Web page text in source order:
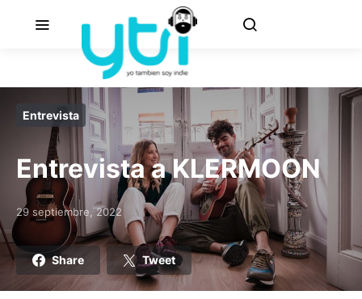
Entrevista
Entrevista a KLERMOON
Posted on
29 septiembre, 2022
Share Tweet